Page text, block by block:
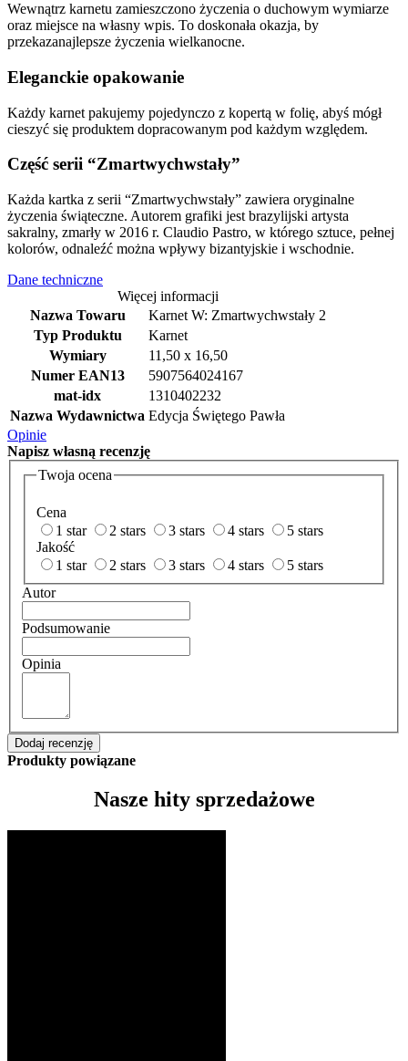
Wewnątrz karnetu zamieszczono życzenia o duchowym wymiarze
oraz miejsce na własny wpis. To doskonała okazja, by
przekazanajlepsze życzenia wielkanocne.
Eleganckie opakowanie
Każdy karnet pakujemy pojedynczo z kopertą w folię, abyś mógł
cieszyć się produktem dopracowanym pod każdym względem.
Część serii “Zmartwychwstały”
Każda kartka z serii “Zmartwychwstały” zawiera oryginalne
życzenia świąteczne. Autorem grafiki jest brazylijski artysta
sakralny, zmarły w 2016 r. Claudio Pastro, w którego sztuce, pełnej
kolorów, odnaleźć można wpływy bizantyjskie i wschodnie.
Dane techniczne
Więcej informacji
Nazwa Towaru
Karnet W: Zmartwychwstały 2
Typ Produktu
Karnet
Wymiary
11,50 x 16,50
Numer EAN13
5907564024167
mat-idx
1310402232
Nazwa Wydawnictwa Edycja Świętego Pawła
Opinie
Napisz własną recenzję
Twoja ocena
Cena
1 star
2 stars 3 stars 4 stars
5 stars
Jakość
1 star
2 stars 3 stars 4 stars
5 stars
Autor
Podsumowanie
Opinia
Dodaj recenzję
Produkty powiązane
Nasze hity sprzedażowe